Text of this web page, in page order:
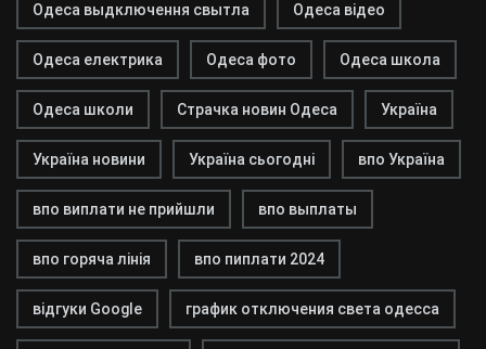
Одеса выдключення свытла Одеса відео
Одеса електрика Одеса фото Одеса школа
Одеса школи Страчка новин Одеса Україна
Україна новини Україна сьогодні впо Україна
впо виплати не прийшли впо выплаты
впо горяча лінія впо пиплати 2024
відгуки Google график отключения света одесса